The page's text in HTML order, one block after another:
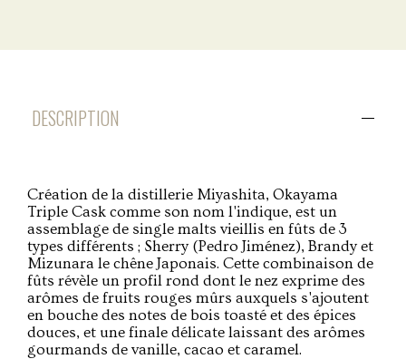
DESCRIPTION
Création de la distillerie Miyashita, Okayama
Triple Cask comme son nom l'indique, est un
assemblage de single malts vieillis en fûts de 3
types différents ; Sherry (Pedro Jiménez), Brandy et
Mizunara le chêne Japonais. Cette combinaison de
fûts révèle un profil rond dont le nez exprime des
arômes de fruits rouges mûrs auxquels s'ajoutent
en bouche des notes de bois toasté et des épices
douces, et une finale délicate laissant des arômes
gourmands de vanille, cacao et caramel.